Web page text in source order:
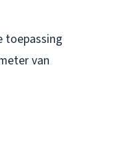
toepassing
van